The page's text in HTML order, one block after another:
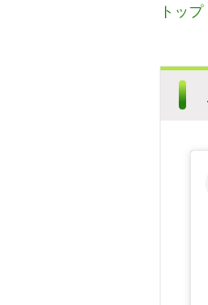
トップ